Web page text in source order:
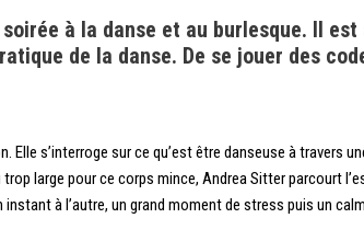
à la danse et au burlesque. Il
de la danse. De se jouer des
Elle s’interroge sur ce qu’est être danseuse à travers
large pour ce corps mince, Andrea Sitter parcourt
à l’autre, un grand moment de stress puis un